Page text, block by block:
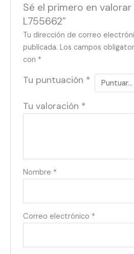
Sé el primero en valorar
L755662”
Tu dirección de correo
publicada. Los campos
con *
Tu puntuación *
Tu valoración *
Nombre *
Correo electrónico *